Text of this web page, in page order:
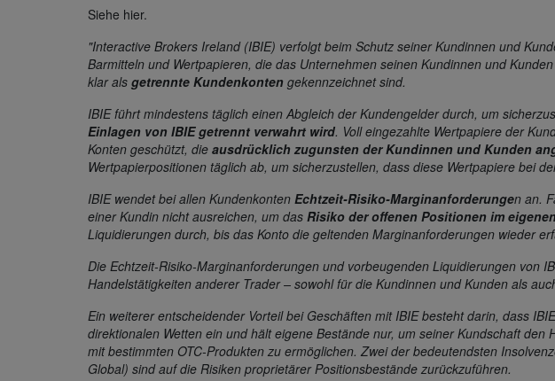
Siehe hier.
"Interactive Brokers Ireland (IBIE) verfolgt beim Schutz seiner Kundinnen und
Barmitteln und Wertpapieren, die das Unternehmen seinen Kundinnen und
klar als getrennte Kundenkonten gekennzeichnet sind.
IBIE führt mindestens täglich einen Abgleich der Kundengelder durch, um
Einlagen von IBIE getrennt verwahrt wird. Voll eingezahlte Wertpapiere der
Konten geschützt, die ausdrücklich zugunsten der Kundinnen und Kunden
Wertpapierpositionen täglich ab, um sicherzustellen, dass diese Wertpapiere bei
IBIE wendet bei allen Kundenkonten Echtzeit-Risiko-Marginanforderungen an.
einer Kundin nicht ausreichen, um das Risiko der offenen Positionen im
Liquidierungen durch, bis das Konto die geltenden Marginanforderungen wieder
Die Echtzeit-Risiko-Marginanforderungen und vorbeugenden Liquidierungen von
Handelstätigkeiten anderer Trader – sowohl für die Kundinnen und Kunden als
Ein weiterer entscheidender Vorteil bei Geschäften mit IBIE besteht darin, dass
direktionalen Wetten ein und hält eigene Bestände nur, um seiner Kundschaft
mit bestimmten OTC-Produkten zu ermöglichen. Zwei der bedeutendsten
Global) sind auf die Risiken proprietärer Positionsbestände zurückzuführen.